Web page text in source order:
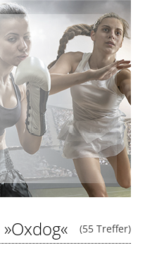
(55 Treffer)
»Oxdog«